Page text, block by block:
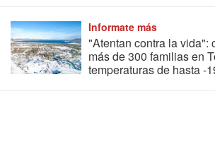
Informate más
"Atentan contra la vida":
más de 300 familias en
temperaturas de hasta -